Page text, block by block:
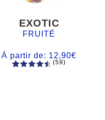
EXOTIC
FRUITÉ
À partir de: 12,90€
(59)